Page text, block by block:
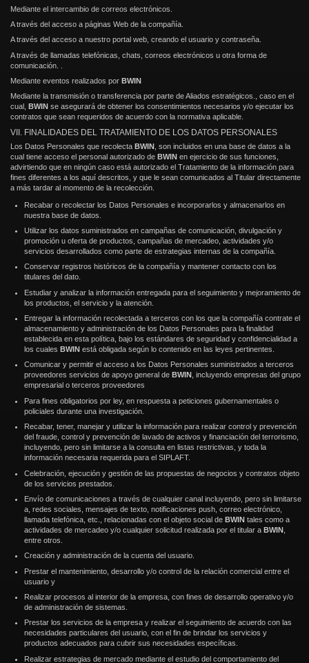
Mediante el intercambio de correos electrónicos.
A través del acceso a páginas Web de la compañía.
A través del acceso a nuestro portal web, creando el usuario y contraseña.
A través de llamadas telefónicas, chats, correos electrónicos u otra forma de
comunicación. .
Mediante eventos realizados por BWIN
Mediante la transmisión o transferencia por parte de Aliados estratégicos., caso en el
cual, BWIN se asegurará de obtener los consentimientos necesarios y/o ejecutar los
contratos que sean requeridos de acuerdo con la normativa aplicable.
VII. FINALIDADES DEL TRATAMIENTO DE LOS DATOS PERSONALES
Los Datos Personales que recolecta BWIN , son incluidos en una base de datos a la
cual tiene acceso el personal autorizado de BWIN en ejercicio de sus funciones,
advirtiendo que en ningún caso está autorizado el Tratamiento de la información para
fines diferentes a los aquí descritos, y que le sean comunicados al Titular directamente
a más tardar al momento de la recolección.
Recabar o recolectar los Datos Personales e incorporarlos y almacenarlos en
nuestra base de datos.
Utilizar los datos suministrados en campañas de comunicación, divulgación y
promoción u oferta de productos, campañas de mercadeo, actividades y/o
servicios desarrollados como parte de estrategias internas de la compañía.
Conservar registros históricos de la compañía y mantener contacto con los
titulares del dato.
Estudiar y analizar la información entregada para el seguimiento y mejoramiento de
los productos, el servicio y la atención.
Entregar la información recolectada a terceros con los que la compañía contrate el
almacenamiento y administración de los Datos Personales para la finalidad
establecida en esta política, bajo los estándares de seguridad y confidencialidad a
los cuales BWIN está obligada según lo contenido en las leyes pertinentes.
Comunicar y permitir el acceso a los Datos Personales suministrados a terceros
proveedores servicios de apoyo general de BWIN , incluyendo empresas del grupo
empresarial o terceros proveedores
Para fines obligatorios por ley, en respuesta a peticiones gubernamentales o
policiales durante una investigación.
Recabar, tener, manejar y utilizar la información para realizar control y prevención
del fraude, control y prevención de lavado de activos y financiación del terrorismo,
incluyendo, pero sin limitarse a la consulta en listas restrictivas, y toda la
información necesaria requerida para el SIPLAFT.
Celebración, ejecución y gestión de las propuestas de negocios y contratos objeto
de los servicios prestados.
Envío de comunicaciones a través de cualquier canal incluyendo, pero sin limitarse
a, redes sociales, mensajes de texto, notificaciones push, correo electrónico,
llamada telefónica, etc., relacionadas con el objeto social de BWIN tales como a
actividades de mercadeo y/o cualquier solicitud realizada por el titular a BWIN
entre otros.
Creación y administración de la cuenta del usuario.
Prestar el mantenimiento, desarrollo y/o control de la relación comercial entre el
usuario y
Realizar procesos al interior de la empresa, con fines de desarrollo operativo y/o
de administración de sistemas.
Prestar los servicios de la empresa y realizar el seguimiento de acuerdo con las
necesidades particulares del usuario, con el fin de brindar los servicios y
productos adecuados para cubrir sus necesidades específicas.
Realizar estrategias de mercado mediante el estudio del comportamiento del